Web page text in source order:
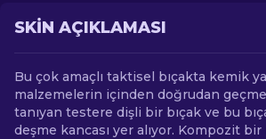
SKIN AÇIKLAMASI
Bu çok amaçlı taktisel bıçakta kemik
malzemelerin içinden doğrudan
tanıyan testere dişli bir bıçak ve bu
deşme kancası yer alıyor. Kompozit